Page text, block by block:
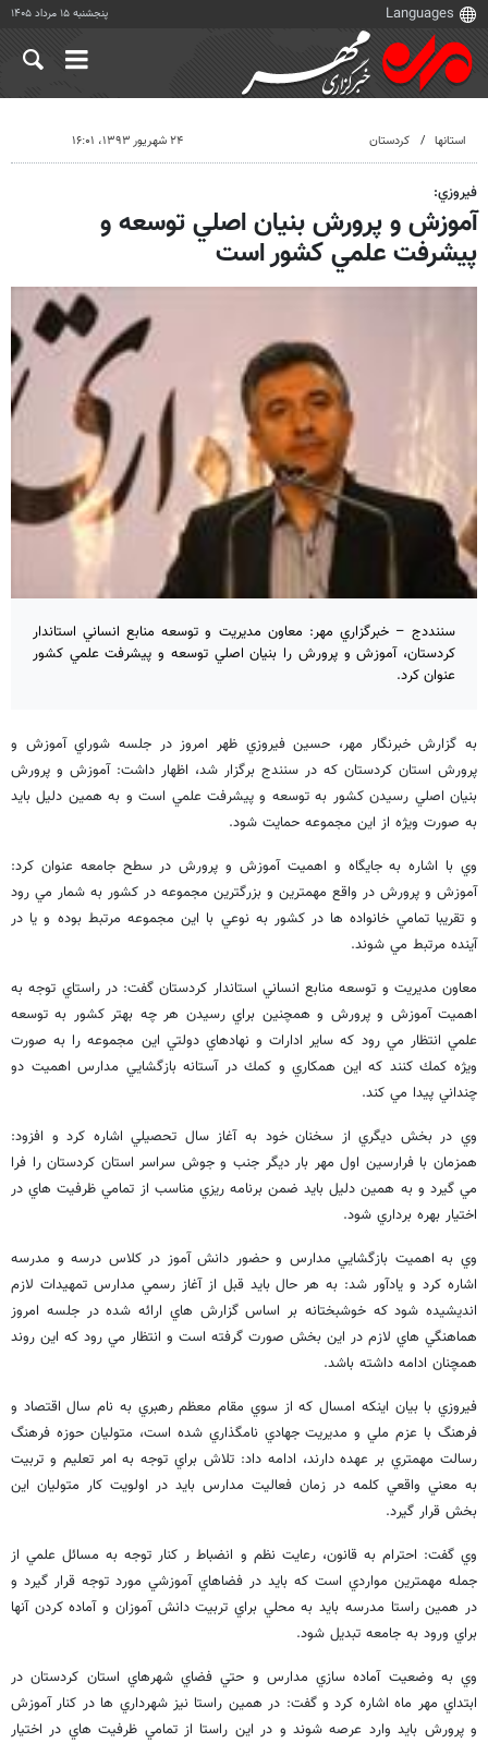
پنجشنبه ۱۵ مرداد ۱۴۰۵
استانها کردستان ۲۴ شهریور ۱۳۹۳، ۱۶:۰۱
فيروزي:
آموزش و پرورش بنيان اصلي توسعه و
پيشرفت علمي كشور است
سننددج – خبرگزاري مهر: معاون مديريت و توسعه منابع انساني استاندار
كردستان، آموزش و پرورش را بنيان اصلي توسعه و پيشرفت علمي كشور
عنوان كرد.
به گزارش خبرنگار مهر، حسين فيروزي ظهر امروز در جلسه شوراي آموزش و
پرورش استان كردستان كه در سنندج برگزار شد، اظهار داشت: آموزش و پرورش
بنيان اصلي رسيدن كشور به توسعه و پيشرفت علمي است و به همين دليل بايد
به صورت ويژه از اين مجموعه حمايت شود.
وي با اشاره به جايگاه و اهميت آموزش و پرورش در سطح جامعه عنوان كرد:
آموزش و پرورش در واقع مهمترين و بزرگترين مجموعه در كشور به شمار مي رود
و تقريبا تمامي خانواده ها در كشور به نوعي با اين مجموعه مرتبط بوده و يا در
آينده مرتبط مي شوند.
معاون مديريت و توسعه منابع انساني استاندار كردستان گفت: در راستاي توجه به
اهميت آموزش و پرورش و همچنين براي رسيدن هر چه بهتر كشور به توسعه
علمي انتظار مي رود كه ساير ادارات و نهادهاي دولتي اين مجموعه را به صورت
ويژه كمك كنند كه اين همكاري و كمك در آستانه بازگشايي مدارس اهميت دو
چنداني پيدا مي كند.
وي در بخش ديگري از سخنان خود به آغاز سال تحصيلي اشاره كرد و افزود:
همزمان با فرارسين اول مهر بار ديگر جنب و جوش سراسر استان كردستان را فرا
مي گيرد و به همين دليل بايد ضمن برنامه ريزي مناسب از تمامي ظرفيت هاي در
اختيار بهره برداري شود.
وي به اهميت بازگشايي مدارس و حضور دانش آموز در كلاس درسه و مدرسه
اشاره كرد و يادآور شد: به هر حال بايد قبل از آغاز رسمي مدارس تمهيدات لازم
انديشيده شود كه خوشبختانه بر اساس گزارش هاي ارائه شده در جلسه امروز
هماهنگي هاي لازم در اين بخش صورت گرفته است و انتظار مي رود كه اين روند
همچنان ادامه داشته باشد.
فيروزي با بيان اينكه امسال كه از سوي مقام معظم رهبري به نام سال اقتصاد و
فرهنگ با عزم ملي و مديريت جهادي نامگذاري شده است، متوليان حوزه فرهنگ
رسالت مهمتري بر عهده دارند، ادامه داد: تلاش براي توجه به امر تعليم و تربيت
به معني واقعي كلمه در زمان فعاليت مدارس بايد در اولويت كار متوليان اين
بخش قرار گيرد.
وي گفت: احترام به قانون، رعايت نظم و انضباط ر كنار توجه به مسائل علمي از
جمله مهمترين مواردي است كه بايد در فضاهاي آموزشي مورد توجه قرار گيرد و
در همين راستا مدرسه بايد به محلي براي تربيت دانش آموزان و آماده كردن آنها
براي ورود به جامعه تبديل شود.
وي به وضعيت آماده سازي مدارس و حتي فضاي شهرهاي استان كردستان در
ابتداي مهر ماه اشاره كرد و گفت: در همين راستا نيز شهرداري ها در كنار آموزش
و پرورش بايد وارد عرصه شوند و در اين راستا از تمامي ظرفيت هاي در اختيار